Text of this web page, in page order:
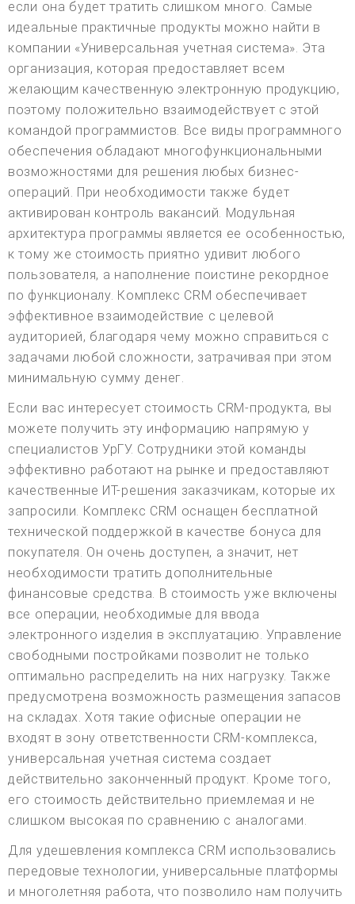
если она будет тратить слишком много. Самые
идеальные практичные продукты можно найти в
компании «Универсальная учетная система». Эта
организация, которая предоставляет всем
желающим качественную электронную продукцию,
поэтому положительно взаимодействует с этой
командой программистов. Все виды программного
обеспечения обладают многофункциональными
возможностями для решения любых бизнес-
операций. При необходимости также будет
активирован контроль вакансий. Модульная
архитектура программы является ее особенностью,
к тому же стоимость приятно удивит любого
пользователя, а наполнение поистине рекордное
по функционалу. Комплекс CRM обеспечивает
эффективное взаимодействие с целевой
аудиторией, благодаря чему можно справиться с
задачами любой сложности, затрачивая при этом
минимальную сумму денег.
Если вас интересует стоимость CRM-продукта, вы
можете получить эту информацию напрямую у
специалистов УрГУ. Сотрудники этой команды
эффективно работают на рынке и предоставляют
качественные ИТ-решения заказчикам, которые их
запросили. Комплекс CRM оснащен бесплатной
технической поддержкой в качестве бонуса для
покупателя. Он очень доступен, а значит, нет
необходимости тратить дополнительные
финансовые средства. В стоимость уже включены
все операции, необходимые для ввода
электронного изделия в эксплуатацию. Управление
свободными постройками позволит не только
оптимально распределить на них нагрузку. Также
предусмотрена возможность размещения запасов
на складах. Хотя такие офисные операции не
входят в зону ответственности CRM-комплекса,
универсальная учетная система создает
действительно законченный продукт. Кроме того,
его стоимость действительно приемлемая и не
слишком высокая по сравнению с аналогами.
Для удешевления комплекса CRM использовались
передовые технологии, универсальные платформы
и многолетняя работа, что позволило нам получить